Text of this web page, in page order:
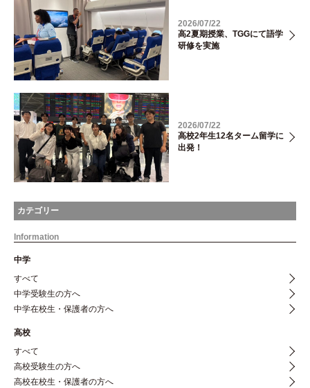
2026/07/22
高2夏期授業、TGGにて語学
研修を実施
2026/07/22
高校2年生12名ターム留学に
出発！
カテゴリー
Information
中学
すべて
中学受験生の方へ
中学在校生・保護者の方へ
高校
すべて
高校受験生の方へ
高校在校生・保護者の方へ